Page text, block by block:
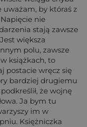
uważam, by któraś z
nie
stają zawsze
większa
polu, zawsze
książkach, to
postacie wręcz się
bardziej drugiemu
że wojnę
Ja bym tu
im w
Księżniczka